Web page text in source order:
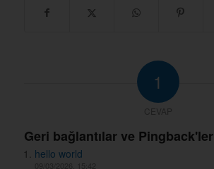
1
Geri bağlantılar ve Pingback'ler
hello world